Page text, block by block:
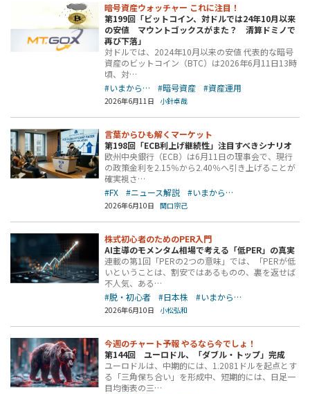
暗号資産ウォッチャー これに注目！
第199回「ビットコイン、対ドルでは24年10月以来
の安値 マウントゴックスがまた？ 清算ドミノで
再び下落」
対ドルでは、2024年10月以来の安値 代表的な暗号
資産のビットコイン（BTC）は2026年6月11日13時
頃、対…
#いまから…
#暗号資産 #資産運用
2026年6月11日 小針卓哉
言葉からひも解くマーケット
第198回「ECB利上げ継続性」注目すべきシナリオ
欧州中央銀行（ECB）は6月11日の理事会で、現行
の政策金利を2.15％から2.40％へ引き上げることが
確実視さ…
#FX
#ニュース解説 #いまから…
2026年6月10日 関口宗己
株式初心者のためのPER入門
AI主導のモメンタム相場で考える「低PER」の真実
連載の第1回「PERの2つの意味」では、「PERが低
いということは、割安ではあるものの、裏を返せば
不人気、ある…
#脱・初心者
#日本株 #いまから…
2026年6月10日 小松弘和
今週のチャート予報 やるなら今でしょ！
第144回 ユーロドル、「ダブル・トップ」完成
ユーロドルは、中期的には、1.2081ドルを起点とす
る「三角保ち合い」を形成中、短期的には、日足一
目均衡表の三…